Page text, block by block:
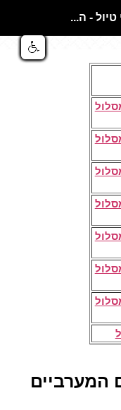
טיול - ה...